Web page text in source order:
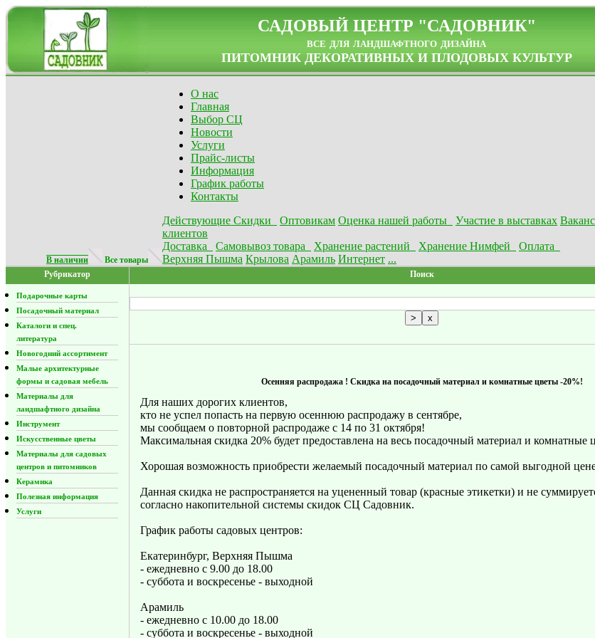
САДОВЫЙ ЦЕНТР "САДОВНИК"
все для ландшафтного дизайна
ПИТОМНИК ДЕКОРАТИВНЫХ И ПЛОДОВЫХ КУЛЬТУР
В наличии Все товары
О нас
Главная
Выбор СЦ
Новости
Услуги
Прайс-листы
Информация
График работы
Контакты
Действующие Скидки
Оптовикам Оценка нашей работы Участие в выставках
клиентов
Доставка
Самовывоз товара Хранение растений Хранение Нимфей
Оплата
Верхняя Пышма Крылова Арамиль Интернет ...
Рубрикатор
Подарочные карты
Посадочный материал
Каталоги и спец.
литература
Новогодний ассортимент
Малые архитектурные
формы и садовая мебель
Материалы для
ландшафтного дизайна
Инструмент
Искусственные цветы
Материалы для садовых
центров и питомников
Керамика
Полезная информация
Услуги
Поиск
Осенняя распродажа ! Скидка на посадочный материал и комнатные цветы -20%!
Для наших дорогих клиентов,
кто не успел попасть на первую осеннюю распродажу в сентябре,
мы сообщаем о повторной распродаже с 14 по 31 октября!
Максимальная скидка 20% будет предоставлена на весь посадочный материал и комнатные
Хорошая возможность приобрести желаемый посадочный материал по самой выгодной
Данная скидка не распространяется на уцененный товар (красные этикетки) и не
согласно накопительной системы скидок СЦ Садовник.
График работы садовых центров:
Екатеринбург, Верхняя Пышма
- ежедневно с 9.00 до 18.00
- суббота и воскресенье - выходной
Арамиль
- ежедневно с 10.00 до 18.00
- суббота и воскресенье - выходной